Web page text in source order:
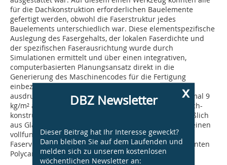
für die Dachkonstruktion erforderlichen Bauelemente
gefertigt werden, obwohl die Faserstruktur jedes
Bauelements unterschiedlich war. Diese elementspezifische
Auslegung des Fasergehalts, der lokalen Faserdichte und
der spezifischen Faserausrichtung wurde durch
Simulationen ermittelt und über einen integrativen,
computerbasierten Planungsansatz direkt in die
Generierung des Maschinencodes für die Fertigung
einbezogen. So entstand eine architektonisch
ausdrucksstarke und mit durchschnittlich gerade einmal 9
kg/m² auch besonders leichte und leistungsfähige Dach-
konstruktion, in der alle tragenden Bauteile ausschließlich
aus Glas- und Kohlenstofffasern gefertigt waren. Für einen
vollfunktionalen Wetterschutz wurde das
Faserverbundtragwerk dann noch mit einer transparenten
Polycarbonat-Hülle eingedeckt.
x
DBZ Newsletter
Dieser Beitrag hat Ihr Interesse geweckt?
Dann bleiben Sie auf dem Laufenden und
melden sich zu unserem kostenlosen
wöchentlichen Newsletter an: